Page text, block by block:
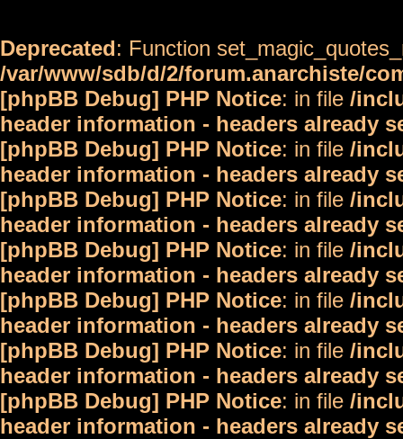
Deprecated: Function
/var/www/sdb/d/2/forum.anarchiste/
[phpBB Debug] PHP Notice: in file /
header information - headers already
[phpBB Debug] PHP Notice: in file /
header information - headers already
[phpBB Debug] PHP Notice: in file /
header information - headers already
[phpBB Debug] PHP Notice: in file /
header information - headers already
[phpBB Debug] PHP Notice: in file /
header information - headers already
[phpBB Debug] PHP Notice: in file /
header information - headers already
[phpBB Debug] PHP Notice: in file /
header information - headers already